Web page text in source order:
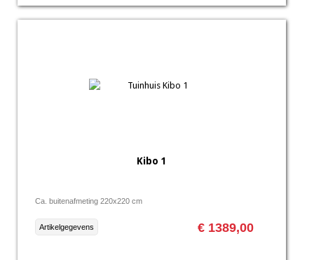
Kibo 1
Ca. buitenafmeting 220x220 cm
€ 1389,00
Artikelgegevens